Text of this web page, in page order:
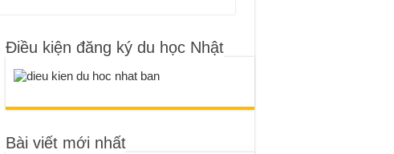
Điều kiện đăng ký du học Nhật
Bài viết mới nhất